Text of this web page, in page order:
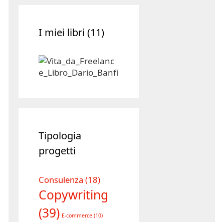
I miei libri (11)
Tipologia
progetti
Consulenza (18)
Copywriting
(39) E-commerce (10)